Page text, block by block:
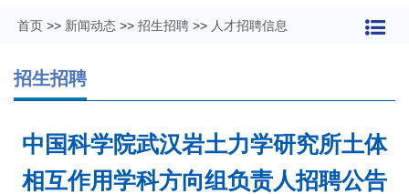
navigation
首页 >> 新闻动态 >> 招生招聘 >> 人才招聘信息
招生招聘
中国科学院武汉岩土力学研究所土体
相互作用学科方向组负责人招聘公告